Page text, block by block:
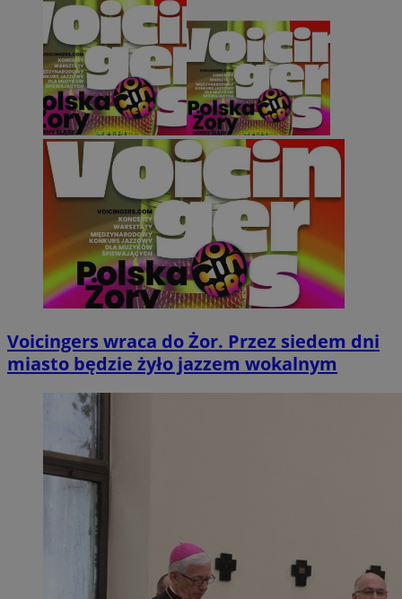
Voicingers wraca do Żor. Przez siedem dni
miasto będzie żyło jazzem wokalnym